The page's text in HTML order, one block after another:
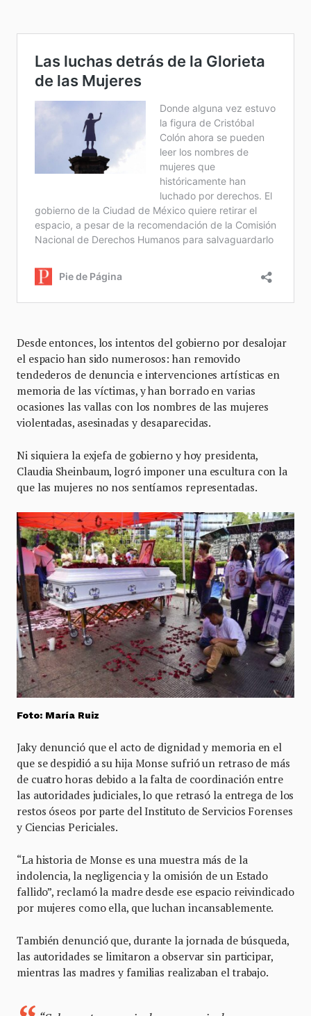
Desde entonces, los intentos del gobierno por desalojar
el espacio han sido numerosos: han removido
tendederos de denuncia e intervenciones artísticas en
memoria de las víctimas, y han borrado en varias
ocasiones las vallas con los nombres de las mujeres
violentadas, asesinadas y desaparecidas.
Ni siquiera la exjefa de gobierno y hoy presidenta,
Claudia Sheinbaum, logró imponer una escultura con la
que las mujeres no nos sentíamos representadas.
Foto: María Ruiz
Jaky denunció que el acto de dignidad y memoria en el
que se despidió a su hija Monse sufrió un retraso de más
de cuatro horas debido a la falta de coordinación entre
las autoridades judiciales, lo que retrasó la entrega de los
restos óseos por parte del Instituto de Servicios Forenses
y Ciencias Periciales.
“La historia de Monse es una muestra más de la
indolencia, la negligencia y la omisión de un Estado
fallido”, reclamó la madre desde ese espacio reivindicado
por mujeres como ella, que luchan incansablemente.
También denunció que, durante la jornada de búsqueda,
las autoridades se limitaron a observar sin participar,
mientras las madres y familias realizaban el trabajo.